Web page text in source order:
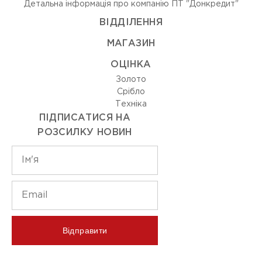
Детальна інформація про компанію ПТ "Донкредит"
ВIДДIЛЕННЯ
МАГАЗИН
ОЦIНКА
Золото
Срiбло
Технiка
ПІДПИСАТИСЯ НА
РОЗСИЛКУ НОВИН
Відправити